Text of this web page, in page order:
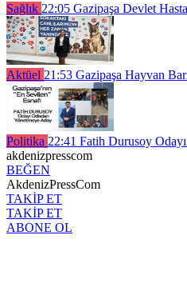
Sağlık 22:05 Gazipaşa Devlet
Aktüel 21:53 Gazipaşa Hayvan
Politika 22:41 Fatih Durusoy
akdenizpresscom
BEĞEN
AkdenizPressCom
TAKİP ET
TAKİP ET
ABONE OL